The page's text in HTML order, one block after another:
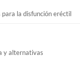
la disfunción eréctil
y alternativas